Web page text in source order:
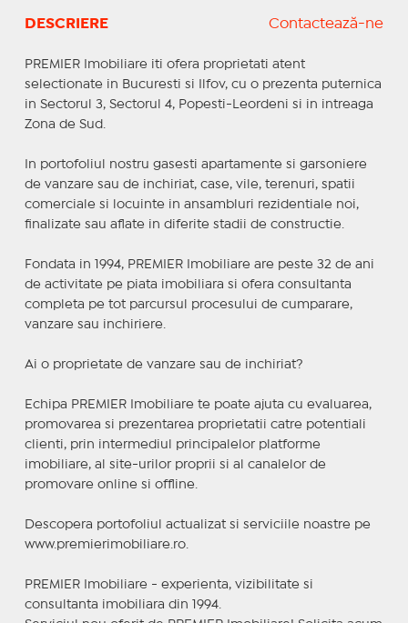
DESCRIERE Contactează-ne
PREMIER Imobiliare iti ofera proprietati atent
selectionate in Bucuresti si Ilfov, cu o prezenta puternica
in Sectorul 3, Sectorul 4, Popesti-Leordeni si in intreaga
Zona de Sud.
In portofoliul nostru gasesti apartamente si garsoniere
de vanzare sau de inchiriat, case, vile, terenuri, spatii
comerciale si locuinte in ansambluri rezidentiale noi,
finalizate sau aflate in diferite stadii de constructie.
Fondata in 1994, PREMIER Imobiliare are peste 32 de ani
de activitate pe piata imobiliara si ofera consultanta
completa pe tot parcursul procesului de cumparare,
vanzare sau inchiriere.
Ai o proprietate de vanzare sau de inchiriat?
Echipa PREMIER Imobiliare te poate ajuta cu evaluarea,
promovarea si prezentarea proprietatii catre potentiali
clienti, prin intermediul principalelor platforme
imobiliare, al site-urilor proprii si al canalelor de
promovare online si offline.
Descopera portofoliul actualizat si serviciile noastre pe
www.premierimobiliare.ro.
PREMIER Imobiliare - experienta, vizibilitate si
consultanta imobiliara din 1994.